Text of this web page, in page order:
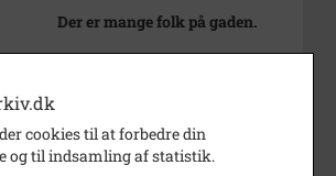
Der er mange folk på gaden.
1998
Ukendt
cookies til at forbedre din
og til indsamling af statistik.